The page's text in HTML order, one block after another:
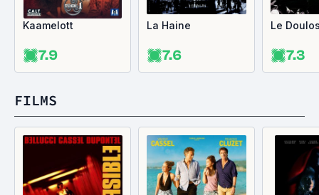
Kaamelott
7.9
La Haine
7.6
Le
7.3
FILMS